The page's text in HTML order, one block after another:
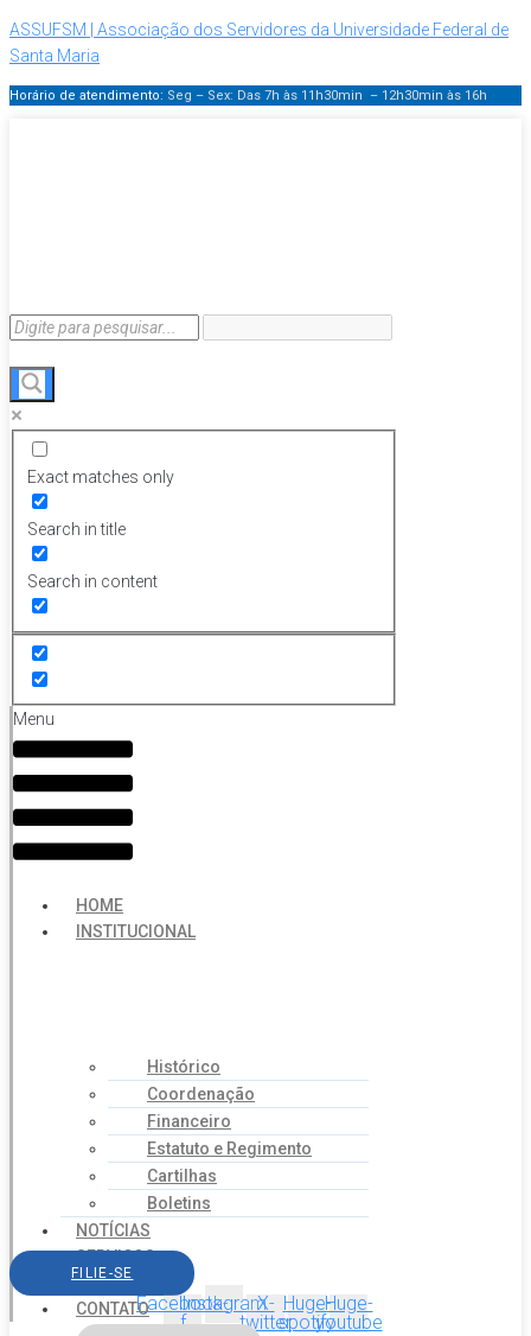
ASSUFSM | Associação dos Servidores da Universidade Federal de
Santa Maria
Horário de atendimento: Seg – Sex: Das 7h às 11h30min – 12h30min às 16h
Exact matches only
Search in title
Search in content
Menu
HOME
INSTITUCIONAL
Histórico
Coordenação
Financeiro
Estatuto e Regimento
Cartilhas
Boletins
NOTÍCIAS
SERVIÇOS
AGENDA
CONTATO
FILIE-SE
Facebook-
f
InstagramX-
twitter
Huge-
spotify
Huge-
youtube